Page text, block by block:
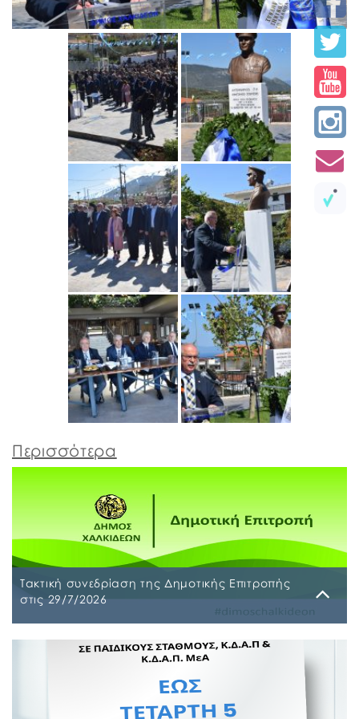
Περισσότερα
Τακτική συνεδρίαση της Δημοτικής Επιτροπής
στις 29/7/2026
Τακτική συνεδρίαση της Δημοτικής Επιτροπής θα
διεξαχθεί στο Δημοτικό Κατάστημα επί των οδών
Ληλαντίων και Μεγασθένους 34, την Τετάρτη 29
Ιουλίου 2026 και ώρα 10:00 π.μ., για συζήτηση και